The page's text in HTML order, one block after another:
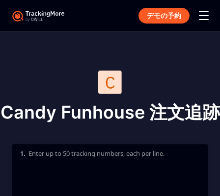
デモの予約
Candy Funhouse 注文追跡
Enter up to 50 tracking numbers, each per line.
1.